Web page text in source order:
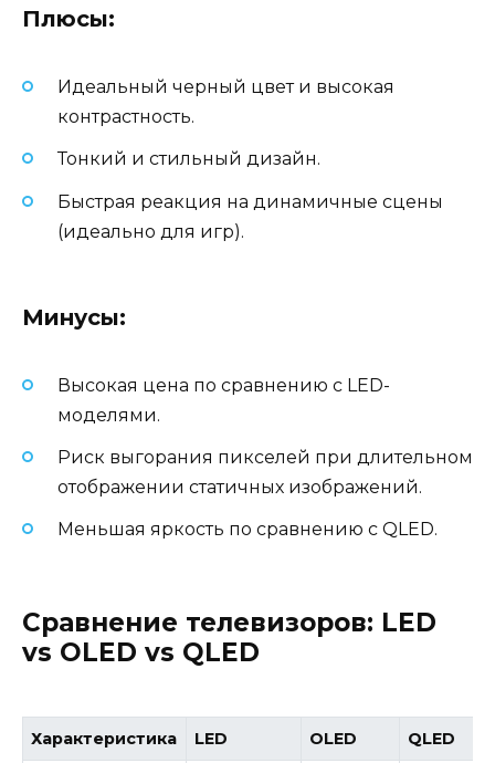
Плюсы:
Идеальный черный цвет и высокая
контрастность.
Тонкий и стильный дизайн.
Быстрая реакция на динамичные сцены
(идеально для игр).
Минусы:
Высокая цена по сравнению с LED-
моделями.
Риск выгорания пикселей при длительном
отображении статичных изображений.
Меньшая яркость по сравнению с QLED.
Сравнение телевизоров: LED
vs OLED vs QLED
Характеристика LED OLED QLED